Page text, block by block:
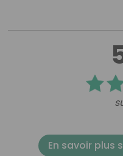
En savoir plus